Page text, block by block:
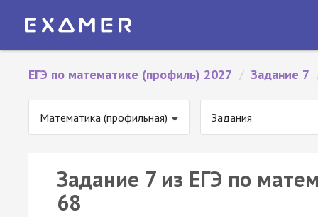
ЕГЭ по математике (профиль) 2027 / Задание 7
Математика (профильная) Задания
Задание 7 из ЕГЭ по
68